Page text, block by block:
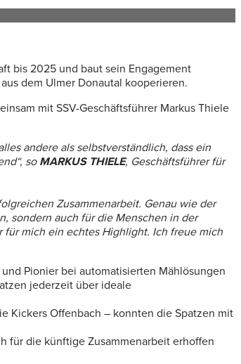
bis 2025 und baut sein Engagement
dem Ulmer Donautal kooperieren.
mit SSV-Geschäftsführer Markus Thiele
andere als selbstverständlich, dass ein
so MARKUS THIELE, Geschäftsführer für
Zusammenarbeit. Genau wie der
sondern auch für die Menschen in der
für mich ein echtes Highlight. Ich freue mich
Pionier bei automatisierten Mählösungen
jederzeit über ideale
Kickers Offenbach – konnten die Spatzen mit
für die künftige Zusammenarbeit erhoffen